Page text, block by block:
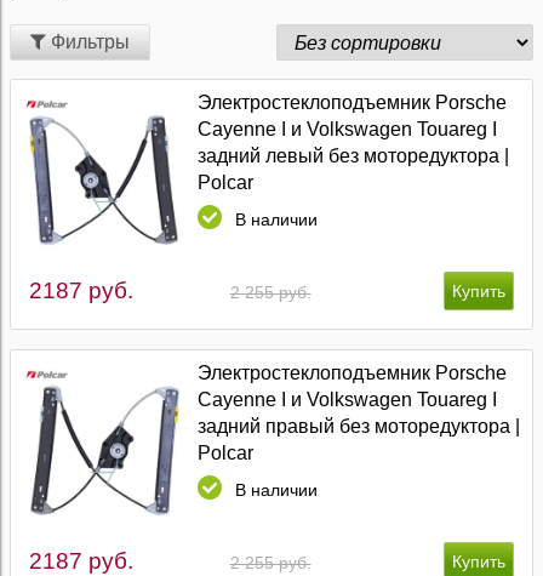
Фильтры
Электростеклоподъемник Porsche
Cayenne I и Volkswagen Touareg I
задний левый без моторедуктора |
Polcar
В наличии
2 255 руб.
2187 руб.
Электростеклоподъемник Porsche
Cayenne I и Volkswagen Touareg I
задний правый без моторедуктора |
Polcar
В наличии
2 255 руб.
2187 руб.